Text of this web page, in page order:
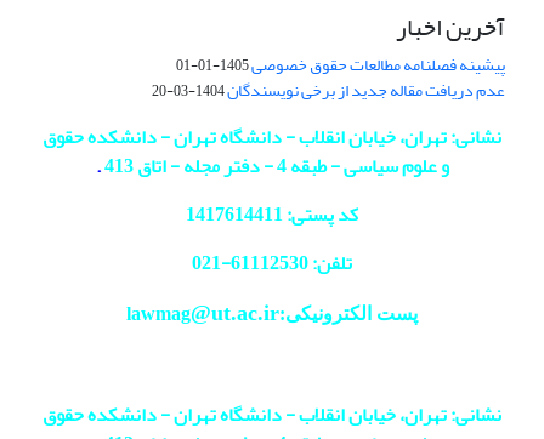
آخرین اخبار
پیشینه فصلنامه مطالعات حقوق خصوصی1405-01-01
عدم دریافت مقاله جدید از برخی نویسندگان1404-03-20
نشانی: تهران، خیابان انقلاب - دانشگاه تهران - دانشکده حقوق
و علوم سیاسی - طبقه 4 - دفتر مجله - اتاق 413
.
کد پستی: 1417614411
تلفن: 61112530-
021
پست الکترونیکی:lawmag@ut.ac.ir
نشانی: تهران، خیابان انقلاب - دانشگاه تهران - دانشکده حقوق